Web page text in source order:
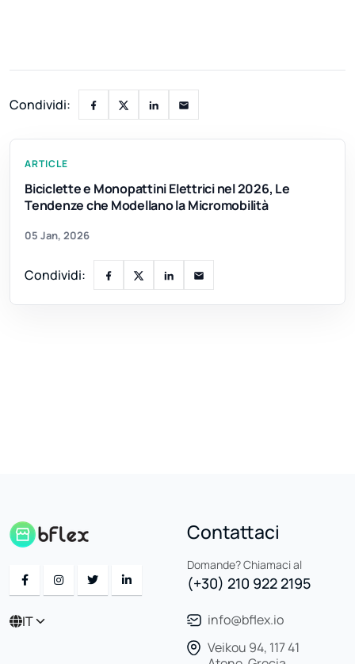
Condividi:
ARTICLE
Biciclette e Monopattini Elettrici nel 2026, Le
Tendenze che Modellano la Micromobilità
05 Jan, 2026
Condividi:
IT
Contattaci
Domande? Chiamaci al
(+30) 210 922 2195
info@bflex.io
Veikou 94, 117 41